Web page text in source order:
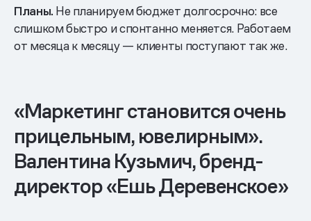
Планы. Не планируем бюджет долгосрочно: все
слишком быстро и спонтанно меняется. Работаем
от месяца к месяцу — клиенты поступают так же.
«Маркетинг становится очень
прицельным, ювелирным».
Валентина Кузьмич, бренд-
директор «Ешь Деревенское»